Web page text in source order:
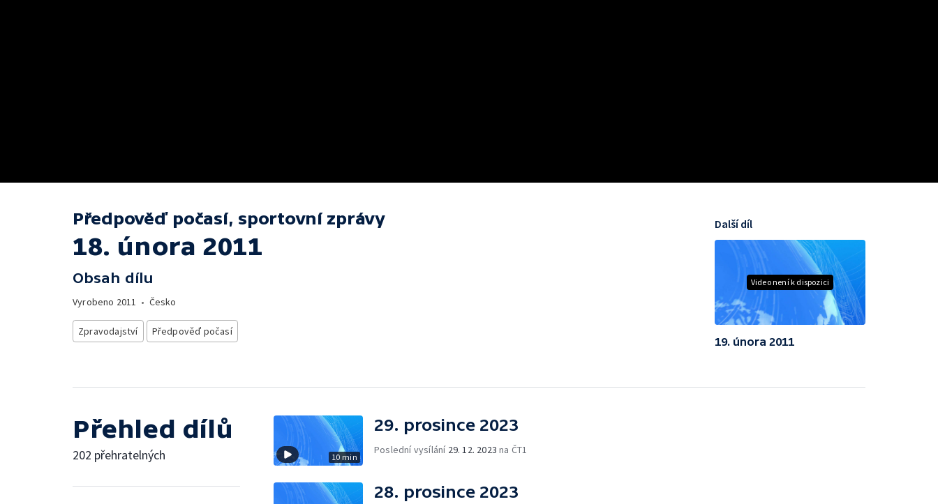
Předpověď počasí, sportovní zprávy
18. února 2011
Obsah dílu
Vyrobeno 2011 • Česko
Zpravodajství Předpověď počasí
Video není k dispozici
Další díl
19. února 2011
Přehled dílů
202 přehratelných 10 min
29. prosince 2023
Poslední vysílání 29. 12. 2023 na ČT1
28. prosince 2023